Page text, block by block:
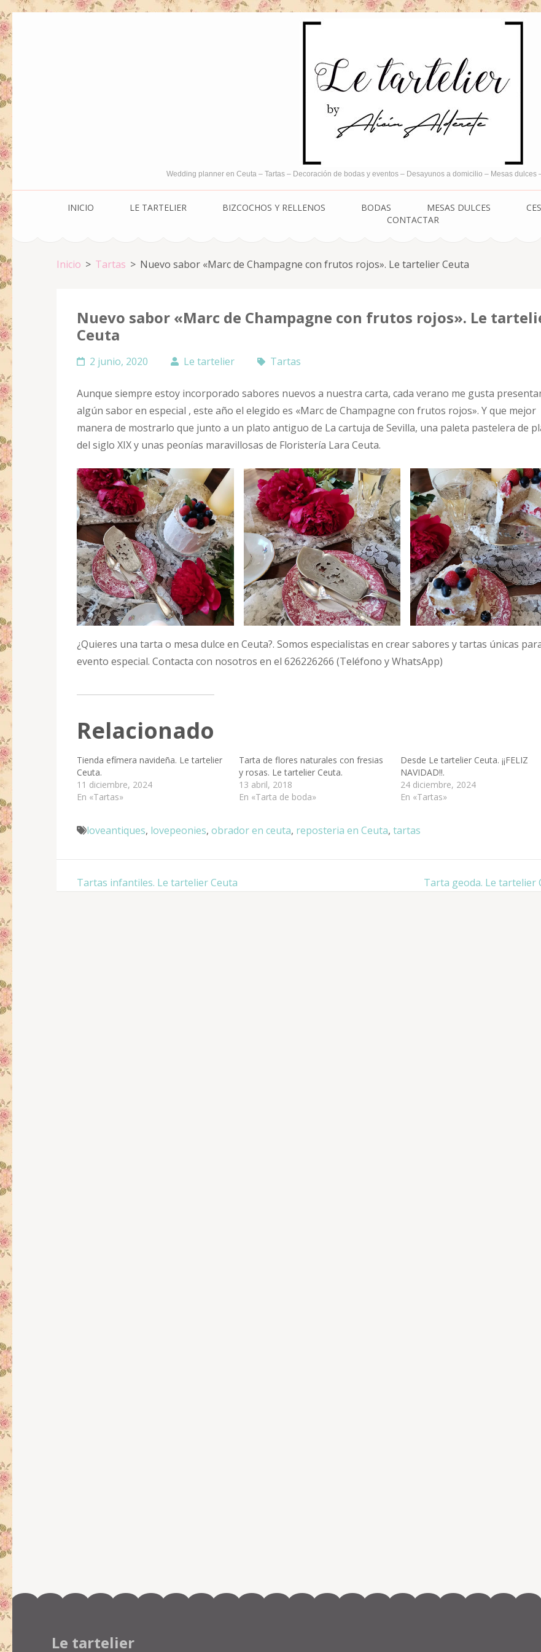
al
la
Wedding planner en Ceuta – Tartas – Decoración de bodas y eventos – Desayunos a domicilio – Mesas dulces
INICIO LE TARTELIER BIZCOCHOS Y RELLENOS BODAS MESAS DULCES
CONTACTAR
Inicio > Tartas > Nuevo sabor «Marc de Champagne con frutos rojos». Le tartelier Ceuta
Nuevo sabor «Marc de Champagne con frutos rojos». Le
Ceuta
2 junio, 2020 Le tartelier Tartas
Aunque siempre estoy incorporado sabores nuevos a nuestra carta, cada verano me gusta
algún sabor en especial , este año el elegido es «Marc de Champagne con frutos rojos». Y que mejor
manera de mostrarlo que junto a un plato antiguo de La cartuja de Sevilla, una paleta pastelera de
del siglo XIX y unas peonías maravillosas de Floristería Lara Ceuta.
¿Quieres una tarta o mesa dulce en Ceuta?. Somos especialistas en crear sabores y tartas únicas
evento especial. Contacta con nosotros en el 626226266 (Teléfono y WhatsApp)
Relacionado
Tienda efímera navideña. Le tartelier
Ceuta.
11 diciembre, 2024
En «Tartas»
Tarta de flores naturales con fresias
y rosas. Le tartelier Ceuta.
13 abril, 2018
En «Tarta de boda»
Desde Le tartelier Ceuta. ¡¡FELIZ
NAVIDAD!!.
24 diciembre, 2024
En «Tartas»
loveantiques, lovepeonies, obrador en ceuta, reposteria en Ceuta, tartas
Navegación
Tartas infantiles. Le tartelier Ceuta Tarta geoda. Le tartelier
Le tartelier